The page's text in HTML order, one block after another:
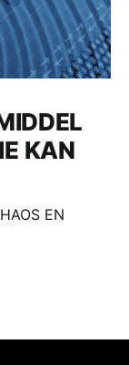
KAN
EN